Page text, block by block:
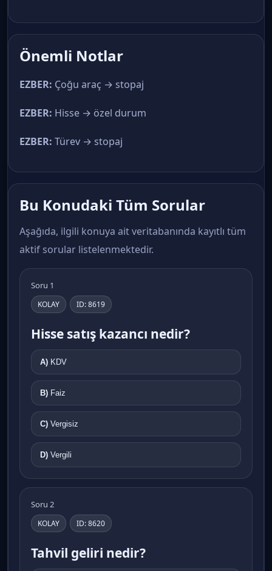
Önemli Notlar
EZBER: Çoğu araç → stopaj
EZBER: Hisse → özel durum
EZBER: Türev → stopaj
Bu Konudaki Tüm Sorular
Aşağıda, ilgili konuya ait veritabanında kayıtlı tüm
aktif sorular listelenmektedir.
Soru 1
KOLAY ID: 8619
Hisse satış kazancı nedir?
A) KDV
B) Faiz
C) Vergisiz
D) Vergili
Soru 2
KOLAY ID: 8620
Tahvil geliri nedir?